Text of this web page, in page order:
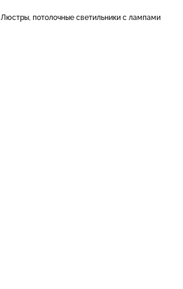
Люстры, потолочные светильники с лампами